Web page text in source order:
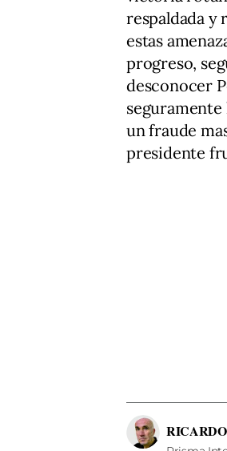
respaldada y
estas
progreso,
desconocer
un fraude
presidente